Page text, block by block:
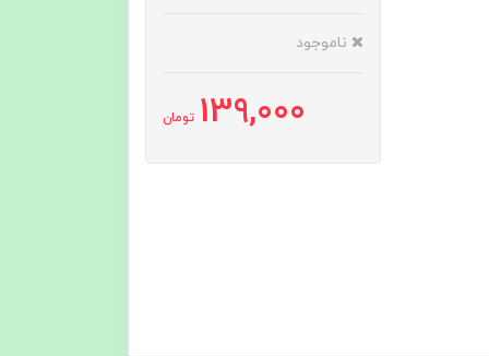
ناموجود
139,000 تومان